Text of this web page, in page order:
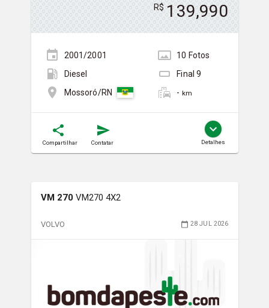
R$ 139,990
2001/2001 10 Fotos
Diesel
Final9
Mossoró/RN
- km
Compartilhar Contatar Detalhes
VM 270 VM270 4X2
VOLVO 28 JUL 2026